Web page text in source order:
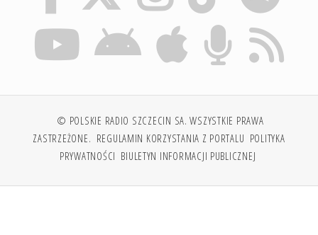
© POLSKIE RADIO SZCZECIN SA. WSZYSTKIE PRAWA
ZASTRZEŻONE. REGULAMIN KORZYSTANIA Z PORTALU POLITYKA
PRYWATNOŚCI BIULETYN INFORMACJI PUBLICZNEJ